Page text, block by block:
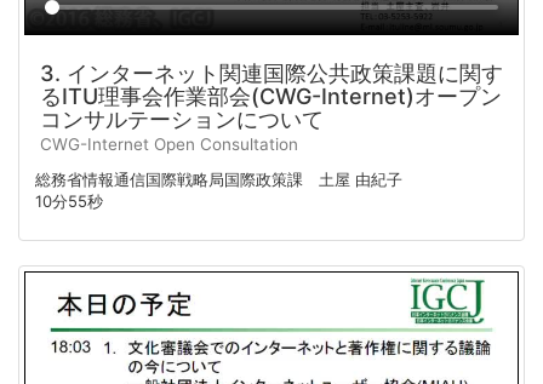
3. インターネット関連国際公共政策課題に関す
るITU理事会作業部会(CWG-Internet)オープン
コンサルテーションについて
CWG-Internet Open Consultation
総務省情報通信国際戦略局国際政策課 土屋 由紀子
10分55秒